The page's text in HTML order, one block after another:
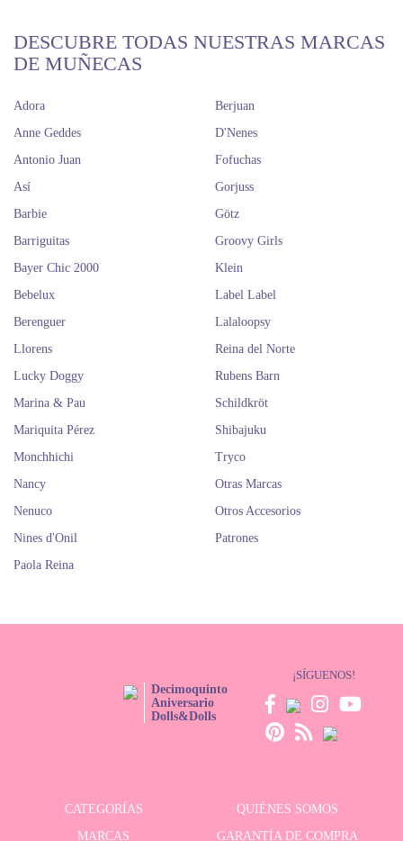
DESCUBRE TODAS NUESTRAS MARCAS
DE MUÑECAS
Adora
Anne Geddes
Antonio Juan
Así
Barbie
Barriguitas
Bayer Chic 2000
Bebelux
Berenguer
Berjuan
D'Nenes
Fofuchas
Gorjuss
Götz
Groovy Girls
Klein
Label Label
Lalaloopsy
Llorens
Lucky Doggy
Marina & Pau
Mariquita Pérez
Monchhichi
Nancy
Nenuco
Nines d'Onil
Paola Reina
Reina del Norte
Rubens Barn
Schildkröt
Shibajuku
Tryco
Otras Marcas
Otros Accesorios
Patrones
Decimoquinto
Aniversario
Dolls&Dolls
¡SÍGUENOS!
CATEGORÍAS
QUIÉNES SOMOS
MARCAS
GARANTÍA DE COMPRA